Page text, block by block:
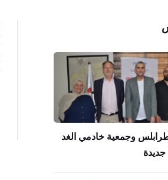
وجمعية خادمي الغد